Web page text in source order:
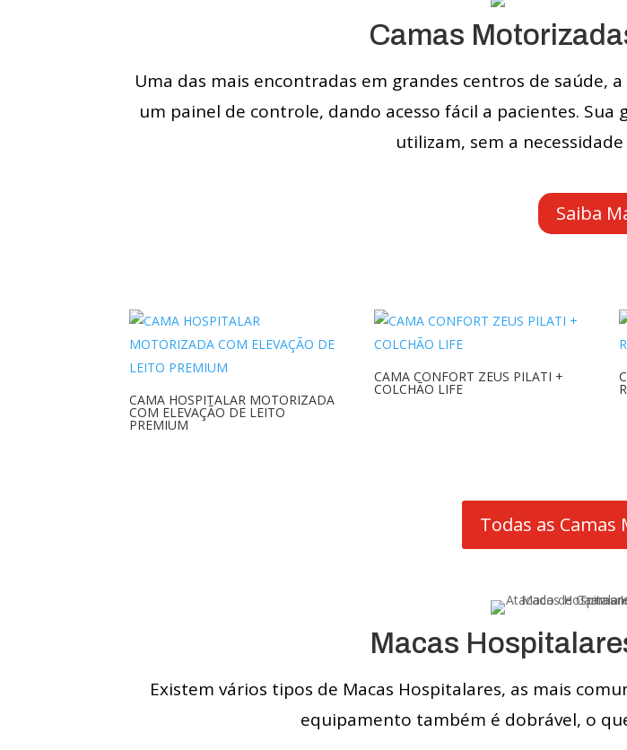
Camas
Uma das mais encontradas em grandes centros de saúde,
um painel de controle, dando acesso fácil a pacientes.
utilizam, sem a
Saiba
CAMA HOSPITALAR MOTORIZADA
COM ELEVAÇÃO DE LEITO
PREMIUM
CAMA CONFORT ZEUS PILATI +
COLCHÃO LIFE
Todas as Camas
Macas
Existem vários tipos de Macas Hospitalares, as mais
equipamento também é dobrável, o